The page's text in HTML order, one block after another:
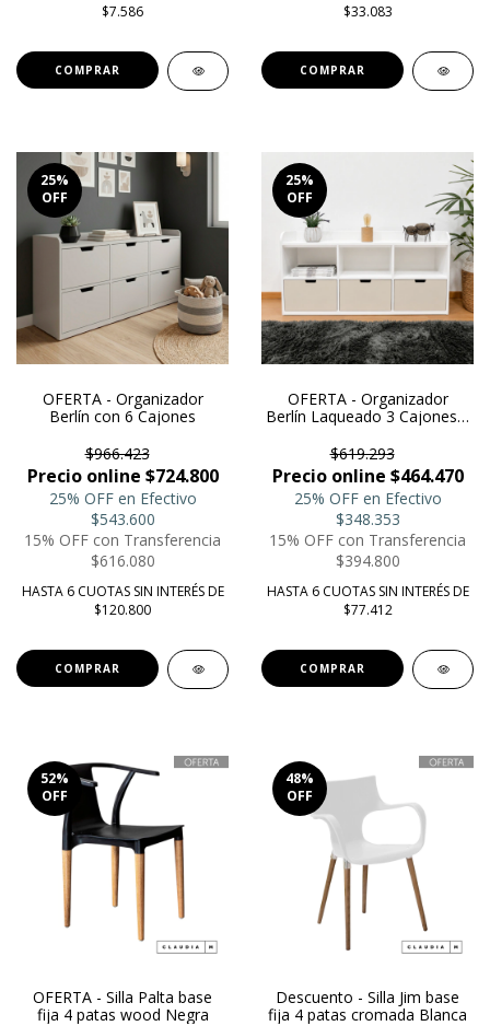
$7.586
COMPRAR
$33.083
25%
OFF
OFERTA - Organizador
Berlín con 6 Cajones
$966.423
Precio online $724.800
25% OFF en Efectivo
$543.600
15% OFF con Transferencia
$616.080
HASTA 6 CUOTAS SIN INTERÉS DE
$120.800
25%
OFF
OFERTA - Organizador
Berlín Laqueado 3 Cajones y
$619.293
Precio online $464.470
25% OFF en Efectivo
$348.353
15% OFF con Transferencia
$394.800
HASTA 6 CUOTAS SIN INTERÉS DE
$77.412
52%
OFF
OFERTA - Silla Palta base
fija 4 patas wood Negra
48%
OFF
Descuento - Silla Jim base
fija 4 patas cromada Blanca